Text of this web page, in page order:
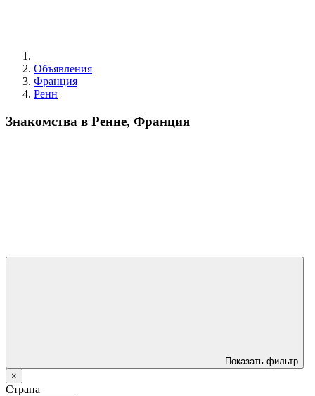
Объявления
Франция
Ренн
Знакомства в Ренне, Франция
Показать фильтр
×
Страна